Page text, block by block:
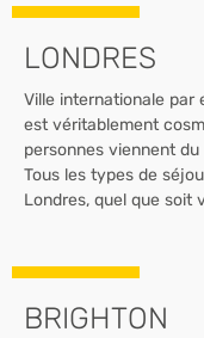
LONDRES
Ville internationale par
est véritablement
personnes viennent du
Tous les types de
Londres, quel que soit
BRIGHTON